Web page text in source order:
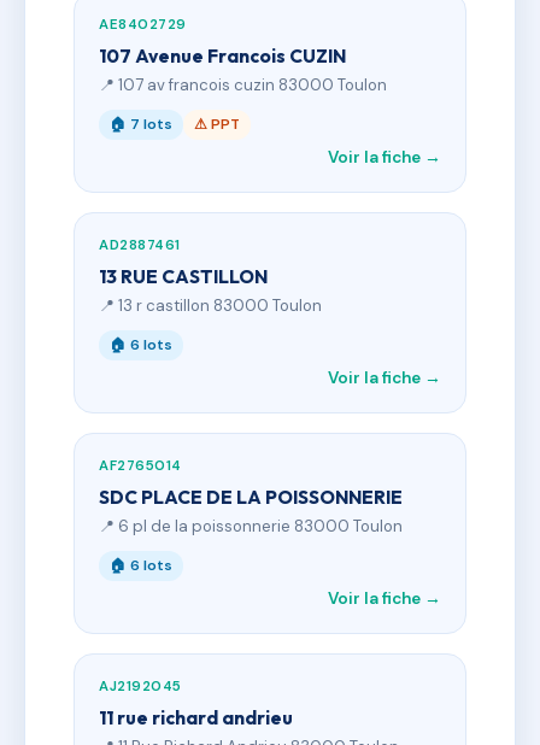
AE8402729
107 Avenue Francois CUZIN
📍 107 av francois cuzin 83000 Toulon
🏠 7 lots ⚠ PPT
Voir la fiche →
AD2887461
13 RUE CASTILLON
📍 13 r castillon 83000 Toulon
🏠 6 lots
Voir la fiche →
AF2765014
SDC PLACE DE LA POISSONNERIE
📍 6 pl de la poissonnerie 83000 Toulon
🏠 6 lots
Voir la fiche →
AJ2192045
11 rue richard andrieu